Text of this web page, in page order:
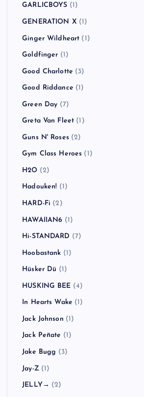
GARLICBOYS (1)
GENERATION X (1)
Ginger Wildheart (1)
Goldfinger (1)
Good Charlotte (3)
Good Riddance (1)
Green Day (7)
Greta Van Fleet (1)
Guns N' Roses(2)
Gym Class Heroes (1)
H2O (2)
Hadouken! (1)
HARD-Fi (2)
HAWAIIAN6 (1)
Hi-STANDARD (7)
Hoobastank (1)
Hüsker Dü (1)
HUSKING BEE (4)
In Hearts Wake (1)
Jack Johnson (1)
Jack Peñate (1)
Jake Bugg (3)
Jay-Z(1)
JELLY→ (2)